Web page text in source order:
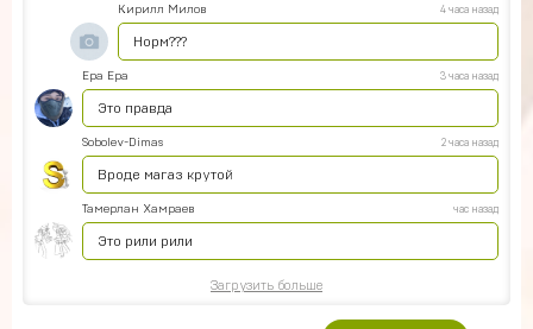
Кирилл Милов 4 часа назад
Норм???
Ера Ера 3 часа назад
Это правда
Sobolev-Dimas 2 часа назад
Вроде магаз крутой
Тамерлан Хамраев час назад
Это рили рили
Загрузить больше